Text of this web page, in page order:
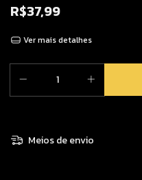
R$37,99
Ver mais detalhes
Meios de envio